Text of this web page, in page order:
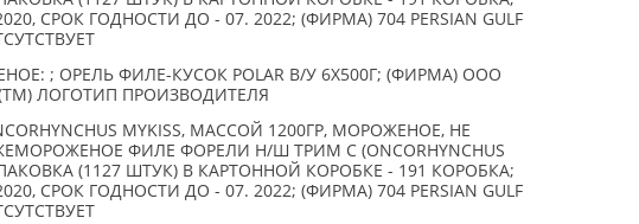
СРОК ГОДНОСТИ ДО - 07. 2022; (ФИРМА) 704 PERSIAN GULF
; ОРЕЛЬ ФИЛЕ-КУСОК POLAR В/У 6X500Г; (ФИРМА) ООО
ЛОГОТИП ПРОИЗВОДИТЕЛЯ
MYKISS, МАССОЙ 1200ГР, МОРОЖЕНОЕ, НЕ
ФИЛЕ ФОРЕЛИ Н/Ш ТРИМ С (ONCORHYNCHUS
(1127 ШТУК) В КАРТОННОЙ КОРОБКЕ - 191 КОРОБКА;
СРОК ГОДНОСТИ ДО - 07. 2022; (ФИРМА) 704 PERSIAN GULF